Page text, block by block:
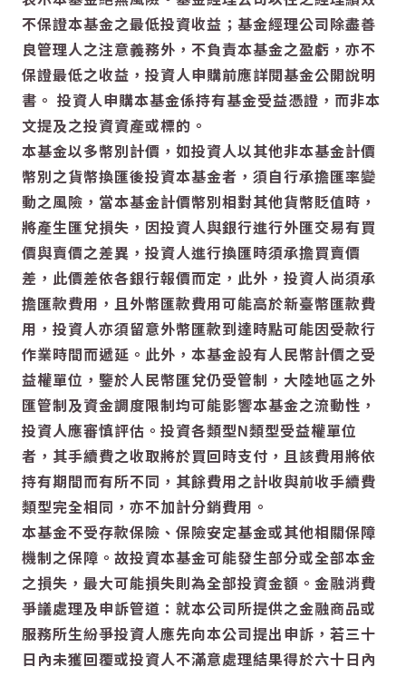
不保證本基金之最低投資收益；基金經理公司除盡善
良管理人之注意義務外，不負責本基金之盈虧，亦不
保證最低之收益，投資人申購前應詳閱基金公開說明
書。 投資人申購本基金係持有基金受益憑證，而非本
文提及之投資資產或標的。
本基金以多幣別計價，如投資人以其他非本基金計價
幣別之貨幣換匯後投資本基金者，須自行承擔匯率變
動之風險，當本基金計價幣別相對其他貨幣貶值時，
將產生匯兌損失，因投資人與銀行進行外匯交易有買
價與賣價之差異，投資人進行換匯時須承擔買賣價
差，此價差依各銀行報價而定，此外，投資人尚須承
擔匯款費用，且外幣匯款費用可能高於新臺幣匯款費
用，投資人亦須留意外幣匯款到達時點可能因受款行
作業時間而遞延。此外，本基金設有人民幣計價之受
益權單位，鑒於人民幣匯兌仍受管制，大陸地區之外
匯管制及資金調度限制均可能影響本基金之流動性，
投資人應審慎評估。投資各類型N類型受益權單位
者，其手續費之收取將於買回時支付，且該費用將依
持有期間而有所不同，其餘費用之計收與前收手續費
類型完全相同，亦不加計分銷費用。
本基金不受存款保險、保險安定基金或其他相關保障
機制之保障。故投資本基金可能發生部分或全部本金
之損失，最大可能損失則為全部投資金額。金融消費
爭議處理及申訴管道：就本公司所提供之金融商品或
服務所生紛爭投資人應先向本公司提出申訴，若三十
日內未獲回覆或投資人不滿意處理結果得於六十日內